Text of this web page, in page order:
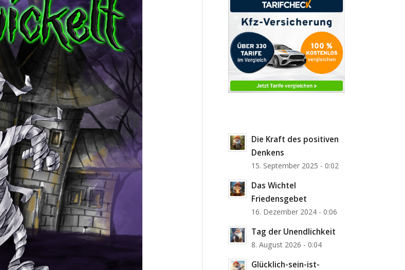
Die Kraft des positiven
Denkens
15. September 2025 - 0:02
Das Wichtel
Friedensgebet
16. Dezember 2024 - 0:06
Tag der Unendlichkeit
8. August 2026 - 0:04
Glücklich-sein-ist-